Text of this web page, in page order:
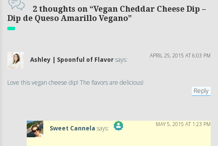
2 thoughts on “Vegan Cheddar Cheese Dip –
Dip de Queso Amarillo Vegano”
Ashley | Spoonful of Flavorsays:
APRIL 25, 2015 AT 6:03 PM
Love this vegan cheese dip! The flavors are delicious!
Reply
Sweet Cannela says:
MAY 5, 2015 AT 1:23 PM